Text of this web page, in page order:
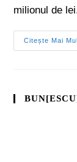
milionul de
Citește Mai